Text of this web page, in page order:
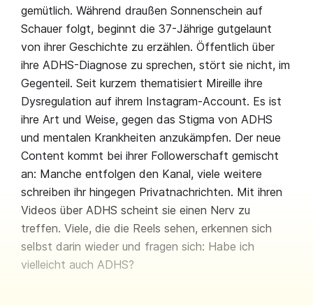
gemütlich. Während draußen Sonnenschein auf
Schauer folgt, beginnt die 37-Jährige gutgelaunt
von ihrer Geschichte zu erzählen. Öffentlich über
ihre ADHS-Diagnose zu sprechen, stört sie nicht, im
Gegenteil. Seit kurzem thematisiert Mireille ihre
Dysregulation auf ihrem Instagram-Account. Es ist
ihre Art und Weise, gegen das Stigma von ADHS
und mentalen Krankheiten anzukämpfen. Der neue
Content kommt bei ihrer Followerschaft gemischt
an: Manche entfolgen den Kanal, viele weitere
schreiben ihr hingegen Privatnachrichten. Mit ihren
Videos über ADHS scheint sie einen Nerv zu
treffen. Viele, die die Reels sehen, erkennen sich
selbst darin wieder und fragen sich: Habe ich
vielleicht auch ADHS?